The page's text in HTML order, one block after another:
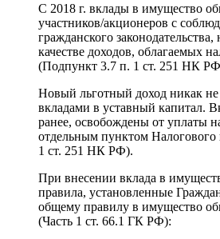
С 2018 г. вклады в имущество
участников/акционеров с
гражданского
качестве доходов, облагаемых
(Подпункт 3.7 п. 1 ст. 251 НК
Новый льготный доход никак не
вкладами в уставный капитал.
ранее, освобождены от уплаты
отдельным пунктом Налогового
1 ст. 251 НК РФ).
При внесении вклада в
правила, установленные
общему правилу в имущество
(Часть 1 ст. 66.1 ГК РФ):